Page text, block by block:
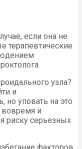
если она не
терапевтические
узла?
и
но уповать на это
вовремя и
риску серьезных
факторов